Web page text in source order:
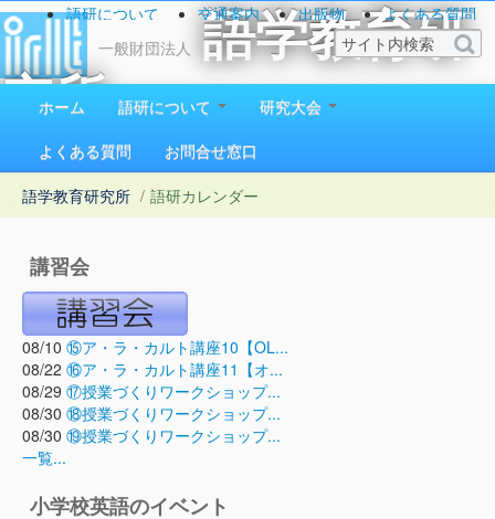
一般財団法人
語学教育研
究所
1923（大正12）年創立
語研について 交通案内 出版物
よくある質問
お問い合わせ
ホーム 語研について
研究大会
よくある質問
お問合せ窓口
語学教育研究所 / 語研カレンダー
講習会
08/10 ⑮ア・ラ・カルト講座10【OL...
08/22 ⑯ア・ラ・カルト講座11【オ...
08/29 ⑰授業づくりワークショップ...
08/30 ⑱授業づくりワークショップ...
08/30 ⑲授業づくりワークショップ...
一覧...
小学校英語のイベント